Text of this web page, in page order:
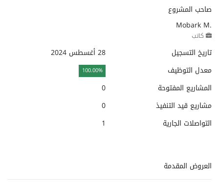
صاحب المشروع
Mobark M.
كاتب
تاريخ التسجيل
28 أغسطس 2024
معدل التوظيف
100.00%
المشاريع المفتوحة
0
مشاريع قيد التنفيذ
0
التواصلات الجارية
1
العروض المقدمة